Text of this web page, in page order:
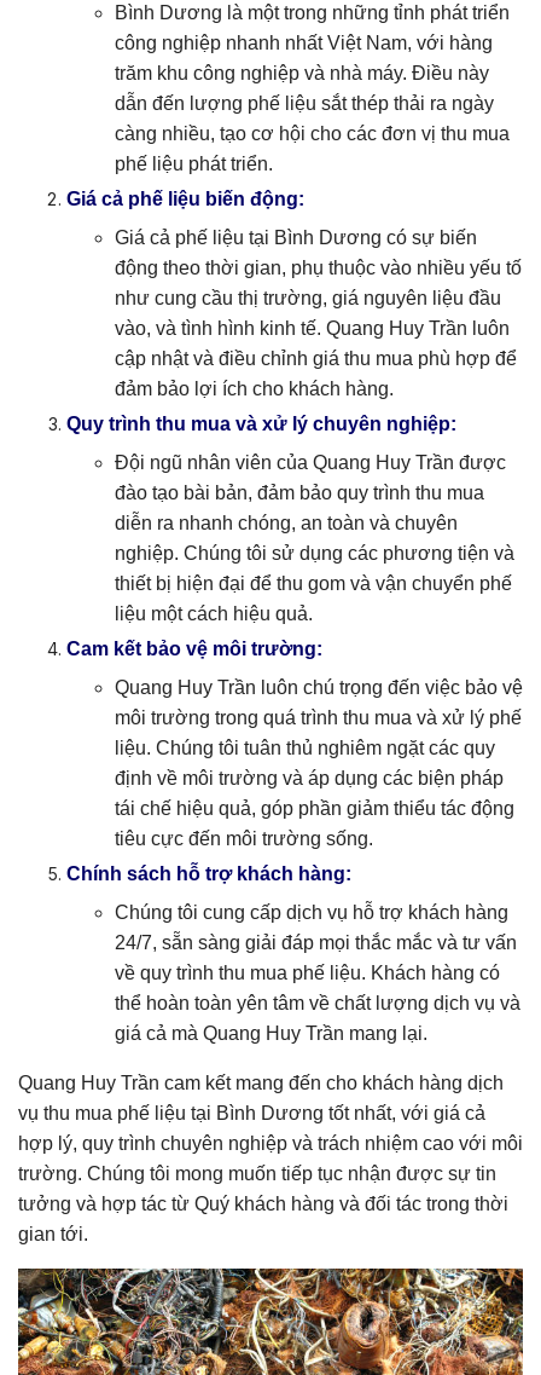
Bình Dương là một trong những tỉnh phát triển
công nghiệp nhanh nhất Việt Nam, với hàng
trăm khu công nghiệp và nhà máy. Điều này
dẫn đến lượng phế liệu sắt thép thải ra ngày
càng nhiều, tạo cơ hội cho các đơn vị thu mua
phế liệu phát triển.
Giá cả phế liệu biến động:
Giá cả phế liệu tại Bình Dương có sự biến
động theo thời gian, phụ thuộc vào nhiều yếu tố
như cung cầu thị trường, giá nguyên liệu đầu
vào, và tình hình kinh tế. Quang Huy Trần luôn
cập nhật và điều chỉnh giá thu mua phù hợp để
đảm bảo lợi ích cho khách hàng.
Quy trình thu mua và xử lý chuyên nghiệp:
Đội ngũ nhân viên của Quang Huy Trần được
đào tạo bài bản, đảm bảo quy trình thu mua
diễn ra nhanh chóng, an toàn và chuyên
nghiệp. Chúng tôi sử dụng các phương tiện và
thiết bị hiện đại để thu gom và vận chuyển phế
liệu một cách hiệu quả.
Cam kết bảo vệ môi trường:
Quang Huy Trần luôn chú trọng đến việc bảo vệ
môi trường trong quá trình thu mua và xử lý phế
liệu. Chúng tôi tuân thủ nghiêm ngặt các quy
định về môi trường và áp dụng các biện pháp
tái chế hiệu quả, góp phần giảm thiểu tác động
tiêu cực đến môi trường sống.
Chính sách hỗ trợ khách hàng:
Chúng tôi cung cấp dịch vụ hỗ trợ khách hàng
24/7, sẵn sàng giải đáp mọi thắc mắc và tư vấn
về quy trình thu mua phế liệu. Khách hàng có
thể hoàn toàn yên tâm về chất lượng dịch vụ và
giá cả mà Quang Huy Trần mang lại.
Quang Huy Trần cam kết mang đến cho khách hàng dịch
vụ thu mua phế liệu tại Bình Dương tốt nhất, với giá cả
hợp lý, quy trình chuyên nghiệp và trách nhiệm cao với môi
trường. Chúng tôi mong muốn tiếp tục nhận được sự tin
tưởng và hợp tác từ Quý khách hàng và đối tác trong thời
gian tới.